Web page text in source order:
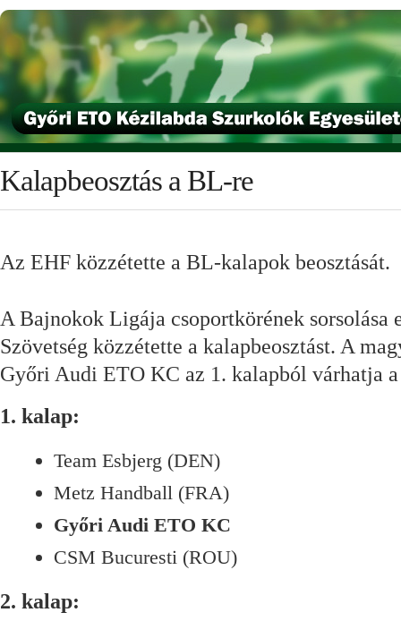
Kalapbeosztás a BL-re
Az EHF közzétette a BL-kalapok beosztását.
A Bajnokok Ligája csoportkörének sorsolása
Szövetség közzétette a kalapbeosztást. A
Győri Audi ETO KC az 1. kalapból várhatja
1. kalap:
Team Esbjerg (DEN)
Metz Handball (FRA)
Győri Audi ETO KC
CSM Bucuresti (ROU)
2. kalap: